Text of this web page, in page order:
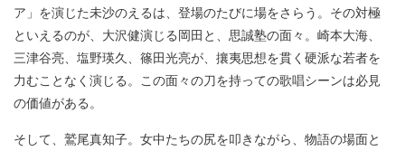
ア」を演じた未沙のえるは、登場のたびに場をさらう。その対極
といえるのが、大沢健演じる岡田と、思誠塾の面々。崎本大海、
三津谷亮、塩野瑛久、篠田光亮が、攘夷思想を貫く硬派な若者を
力むことなく演じる。この面々の刀を持っての歌唱シーンは必見
の価値がある。
そして、鷲尾真知子。女中たちの尻を叩きながら、物語の場面と